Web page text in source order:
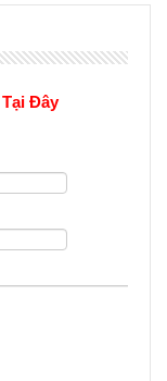
Đây